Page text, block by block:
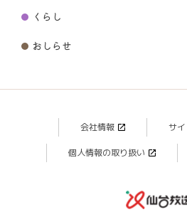
くらし
おしらせ
会社情報 サ
個人情報の取り扱い